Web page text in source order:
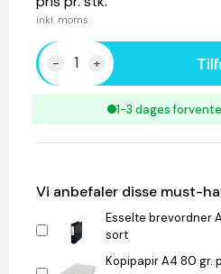
inkl. moms
- +
1-3 dages
Vi anbefaler disse must-
Esselte brevordner
sort
Kopipapir A4 80 gr.